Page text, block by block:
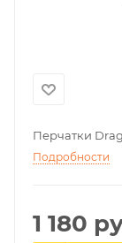
Перчатки
Подробности
1 180